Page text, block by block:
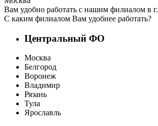
Вам удобно работать с нашим филиалом в г.
С каким филиалом Вам удобнее работать?
Центральный ФО
Москва
Белгород
Воронеж
Владимир
Рязань
Тула
Ярославль